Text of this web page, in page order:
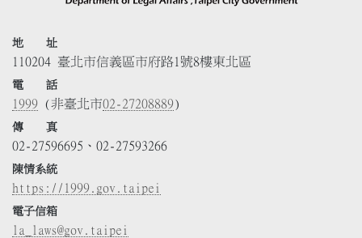
地 址
110204 臺北市信義區市府路1號8樓東北區
電 話
1999 (非臺北市02-27208889)
傳 真
02-27596695、02-27593266
陳情系統
https://1999.gov.taipei
電子信箱
la_laws@gov.taipei